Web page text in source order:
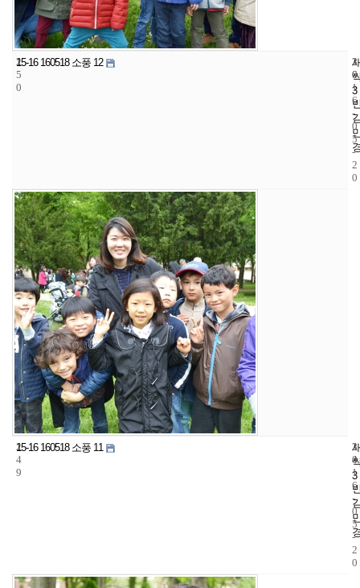
2
5
0
15-16 160518 소풍 12
3
3
6
2
0
1
6
-
0
5
-
2
0
2
4
9
15-16 160518 소풍 11
3
3
4
2
0
1
6
-
0
5
-
2
0